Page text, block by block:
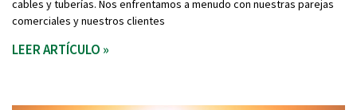
cables y tuberías. Nos enfrentamos a menudo con nuestras parejas
comerciales y nuestros clientes
LEER ARTÍCULO »